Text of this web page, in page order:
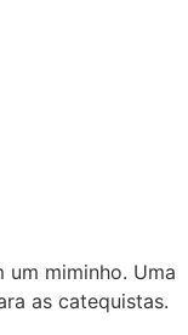
miminho. Uma
as catequistas.